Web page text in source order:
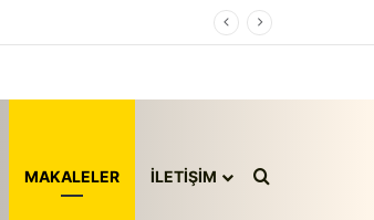
MAKALELER İLETİŞİM Arama yap